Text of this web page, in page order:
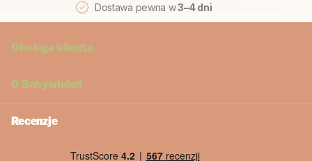
Dostawa pewna w3–4 dni
Obsługa klienta
O Babywinkel
Recenzje